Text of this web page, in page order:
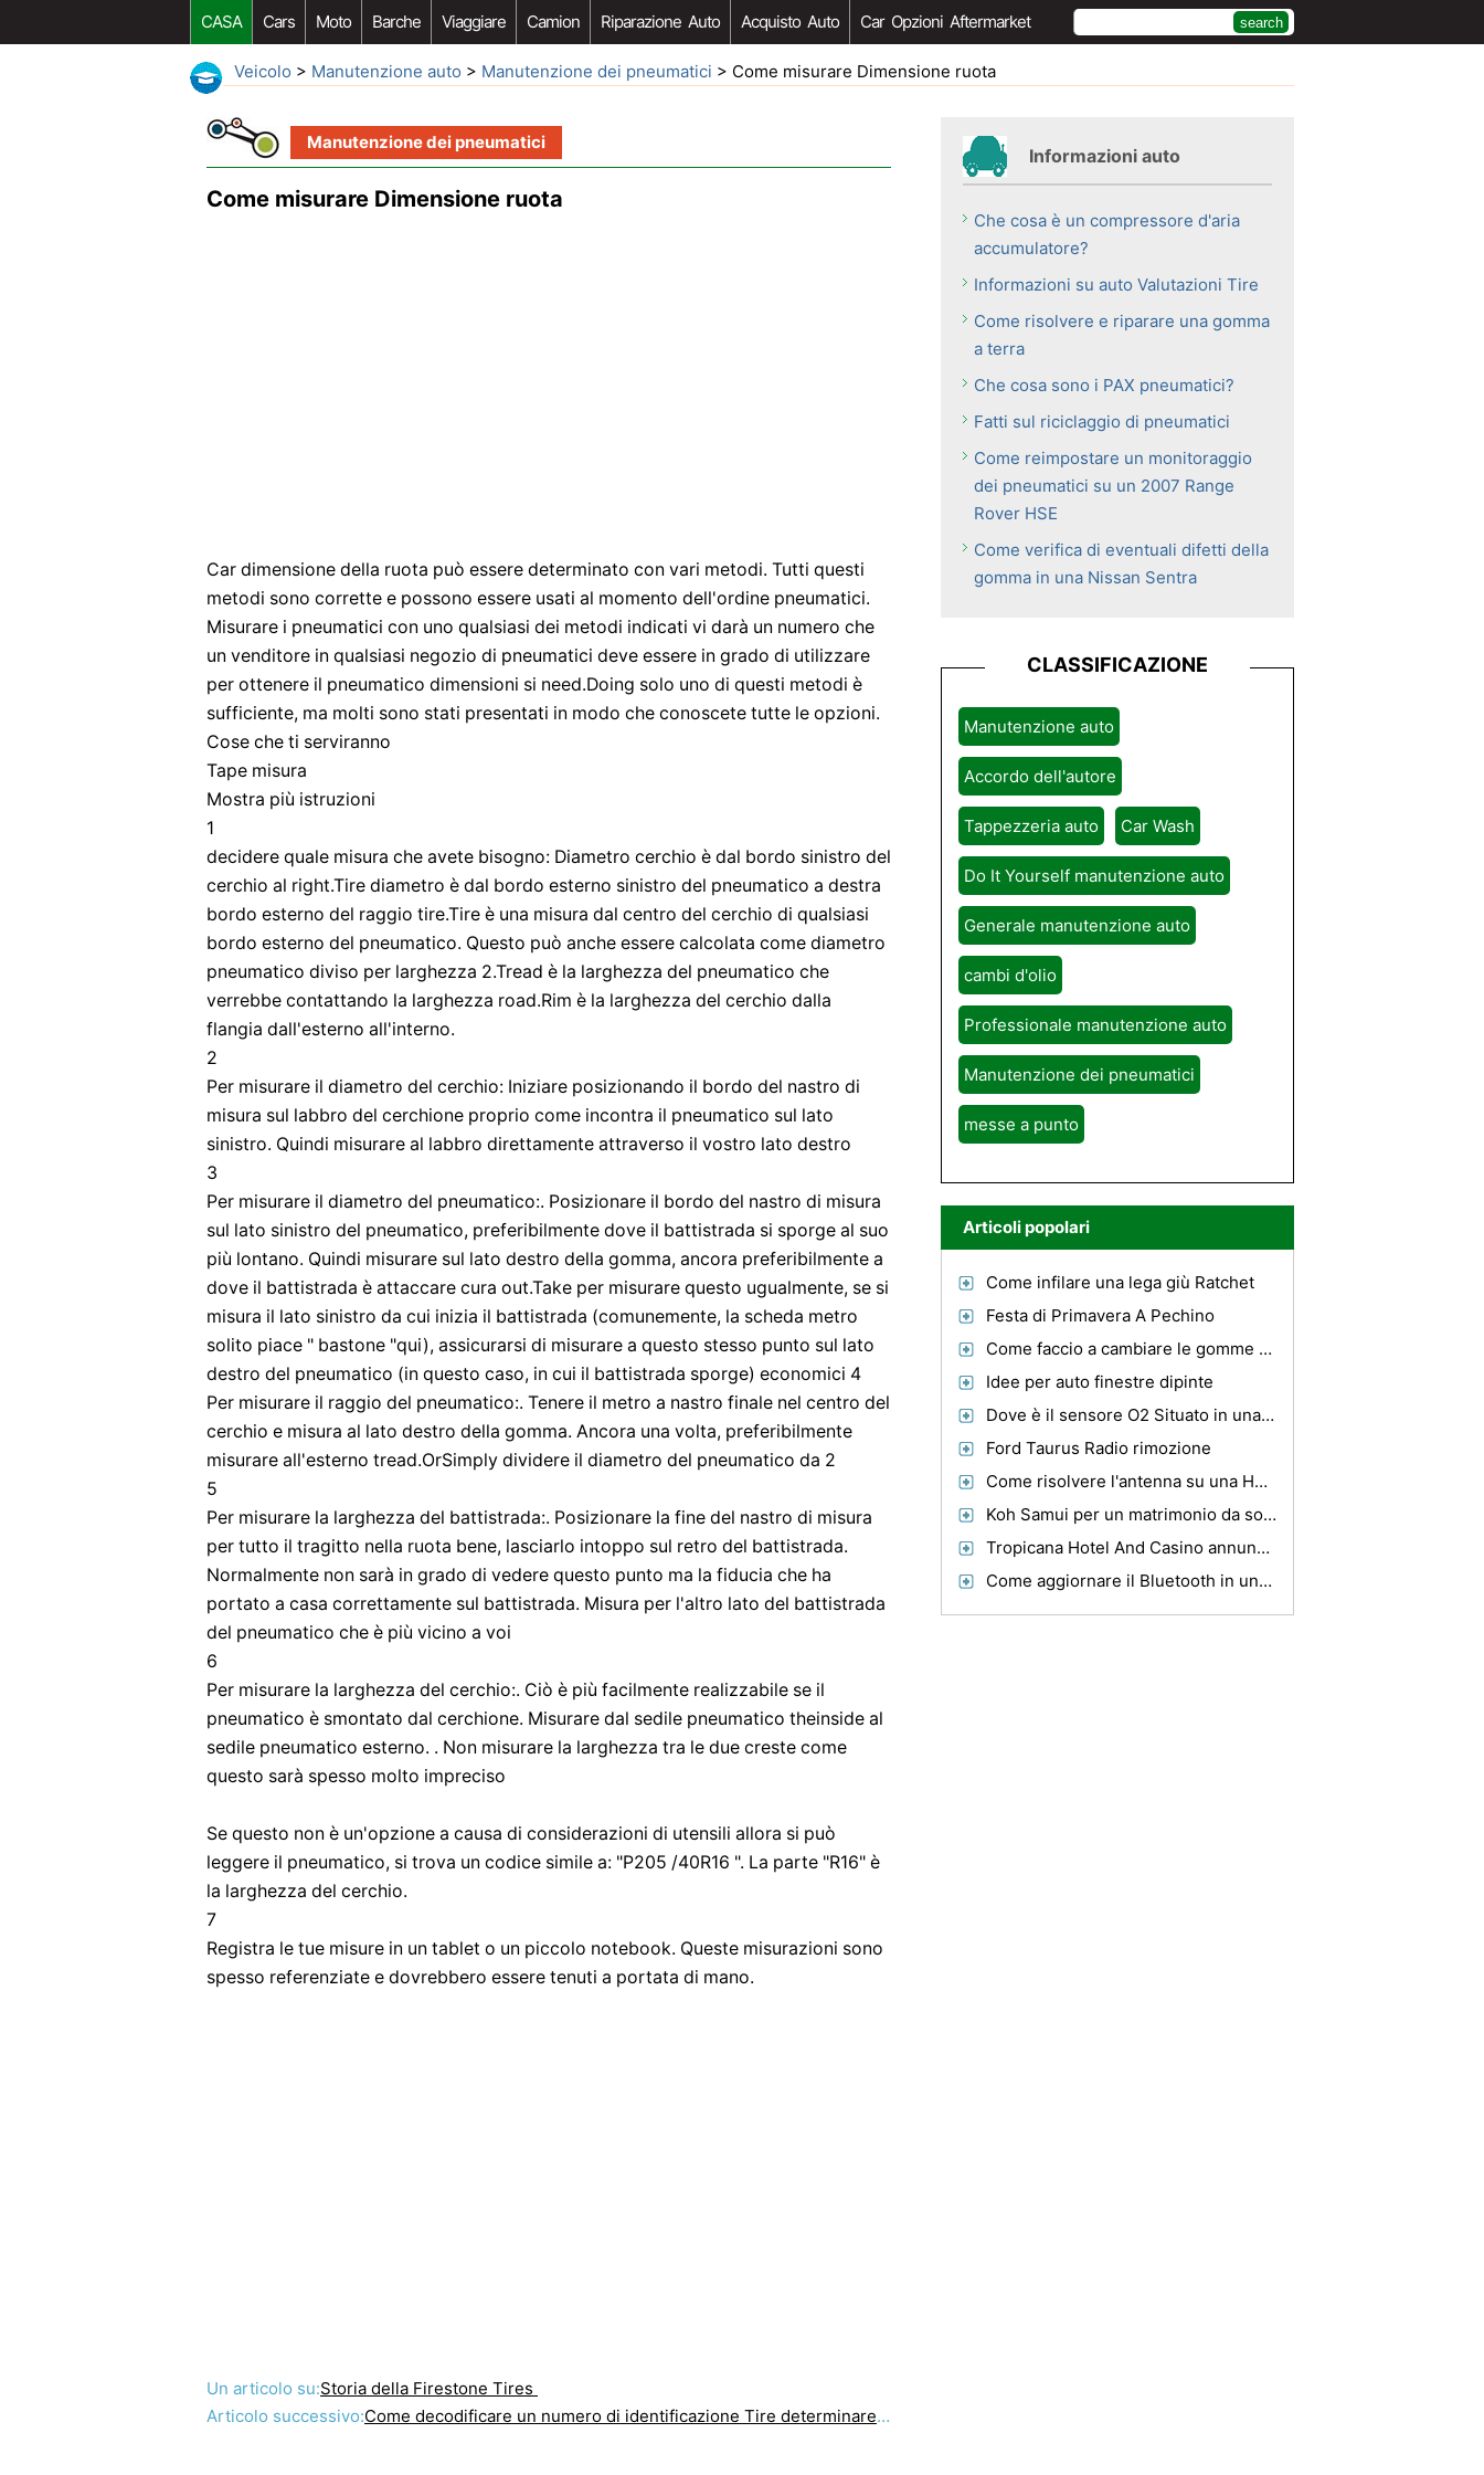
CASA Cars Moto Barche Viaggiare Camion Riparazione Auto Acquisto Auto Car Opzioni Aftermarket
Veicolo > Manutenzione auto > Manutenzione dei pneumatici > Come misurare Dimensione ruota
Manutenzione dei pneumatici
Come misurare Dimensione ruota
Car dimensione della ruota può essere determinato con vari metodi. Tutti questi
metodi sono corrette e possono essere usati al momento dell'ordine pneumatici.
Misurare i pneumatici con uno qualsiasi dei metodi indicati vi darà un numero che
un venditore in qualsiasi negozio di pneumatici deve essere in grado di utilizzare
per ottenere il pneumatico dimensioni si need.Doing solo uno di questi metodi è
sufficiente, ma molti sono stati presentati in modo che conoscete tutte le opzioni.
Cose che ti serviranno
Tape misura
Mostra più istruzioni
1
decidere quale misura che avete bisogno: Diametro cerchio è dal bordo sinistro del
cerchio al right.Tire diametro è dal bordo esterno sinistro del pneumatico a destra
bordo esterno del raggio tire.Tire è una misura dal centro del cerchio di qualsiasi
bordo esterno del pneumatico. Questo può anche essere calcolata come diametro
pneumatico diviso per larghezza 2.Tread è la larghezza del pneumatico che
verrebbe contattando la larghezza road.Rim è la larghezza del cerchio dalla
flangia dall'esterno all'interno.
2
Per misurare il diametro del cerchio: Iniziare posizionando il bordo del nastro di
misura sul labbro del cerchione proprio come incontra il pneumatico sul lato
sinistro. Quindi misurare al labbro direttamente attraverso il vostro lato destro
3
Per misurare il diametro del pneumatico:. Posizionare il bordo del nastro di misura
sul lato sinistro del pneumatico, preferibilmente dove il battistrada si sporge al suo
più lontano. Quindi misurare sul lato destro della gomma, ancora preferibilmente a
dove il battistrada è attaccare cura out.Take per misurare questo ugualmente, se si
misura il lato sinistro da cui inizia il battistrada (comunemente, la scheda metro
solito piace " bastone "qui), assicurarsi di misurare a questo stesso punto sul lato
destro del pneumatico (in questo caso, in cui il battistrada sporge) economici 4
Per misurare il raggio del pneumatico:. Tenere il metro a nastro finale nel centro del
cerchio e misura al lato destro della gomma. Ancora una volta, preferibilmente
misurare all'esterno tread.OrSimply dividere il diametro del pneumatico da 2
5
Per misurare la larghezza del battistrada:. Posizionare la fine del nastro di misura
per tutto il tragitto nella ruota bene, lasciarlo intoppo sul retro del battistrada.
Normalmente non sarà in grado di vedere questo punto ma la fiducia che ha
portato a casa correttamente sul battistrada. Misura per l'altro lato del battistrada
del pneumatico che è più vicino a voi
6
Per misurare la larghezza del cerchio:. Ciò è più facilmente realizzabile se il
pneumatico è smontato dal cerchione. Misurare dal sedile pneumatico theinside al
sedile pneumatico esterno. . Non misurare la larghezza tra le due creste come
questo sarà spesso molto impreciso
Se questo non è un'opzione a causa di considerazioni di utensili allora si può
leggere il pneumatico, si trova un codice simile a: "P205 /40R16 ". La parte "R16" è
la larghezza del cerchio.
7
Registra le tue misure in un tablet o un piccolo notebook. Queste misurazioni sono
spesso referenziate e dovrebbero essere tenuti a portata di mano.
Un articolo su:Storia della Firestone Tires
Articolo successivo:Come decodificare un numero di identificazione Tire determinare Tire Età
Informazioni auto
Che cosa è un compressore d'aria
accumulatore?
Informazioni su auto Valutazioni Tire
Come risolvere e riparare una gomma
a terra
Che cosa sono i PAX pneumatici?
Fatti sul riciclaggio di pneumatici
Come reimpostare un monitoraggio
dei pneumatici su un 2007 Range
Rover HSE
Come verifica di eventuali difetti della
gomma in una Nissan Sentra
CLASSIFICAZIONE
Manutenzione auto
Accordo dell'autore
Tappezzeria auto Car Wash
Do It Yourself manutenzione auto
Generale manutenzione auto
cambi d'olio
Professionale manutenzione auto
Manutenzione dei pneumatici
messe a punto
Articoli popolari
Come infilare una lega giù Ratchet
Festa di Primavera A Pechino
Come faccio a cambiare le gomme su Ford Econoline ?
Idee per auto finestre dipinte
Dove è il sensore O2 Situato in una Mercedes E320 ?
Ford Taurus Radio rimozione
Come risolvere l'antenna su una Honda Civic
Koh Samui per un matrimonio da sogno
Tropicana Hotel And Casino annuncia l'Havana Rooftop Slots
Come aggiornare il Bluetooth in una Mercedes